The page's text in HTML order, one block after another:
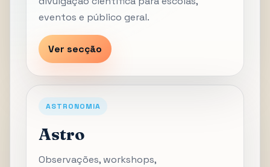
eventos e público geral.
Ver secção
ASTRONOMIA
Astro
Observações, workshops,